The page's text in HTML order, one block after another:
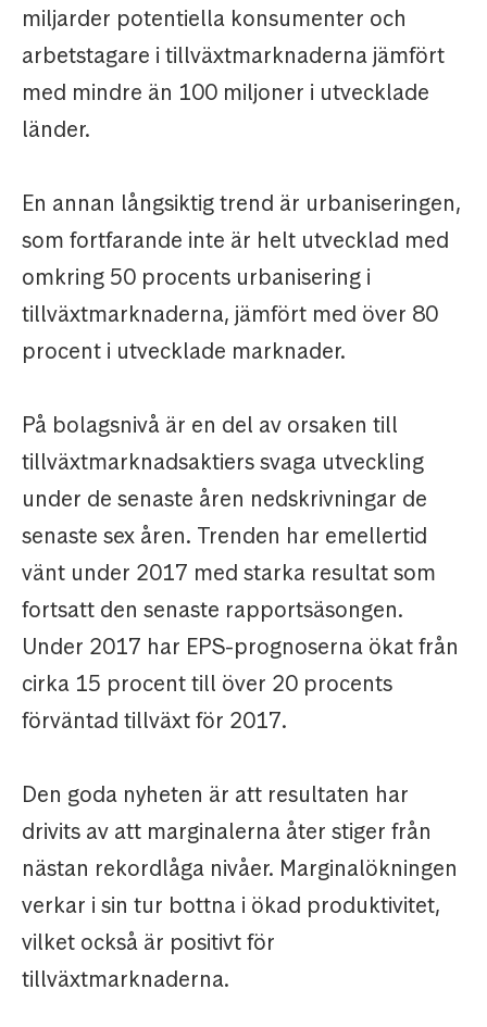
miljarder potentiella konsumenter och
arbetstagare i tillväxtmarknaderna jämfört
med mindre än 100 miljoner i utvecklade
länder.
En annan långsiktig trend är urbaniseringen,
som fortfarande inte är helt utvecklad med
omkring 50 procents urbanisering i
tillväxtmarknaderna, jämfört med över 80
procent i utvecklade marknader.
På bolagsnivå är en del av orsaken till
tillväxtmarknadsaktiers svaga utveckling
under de senaste åren nedskrivningar de
senaste sex åren. Trenden har emellertid
vänt under 2017 med starka resultat som
fortsatt den senaste rapportsäsongen.
Under 2017 har EPS-prognoserna ökat från
cirka 15 procent till över 20 procents
förväntad tillväxt för 2017.
Den goda nyheten är att resultaten har
drivits av att marginalerna åter stiger från
nästan rekordlåga nivåer. Marginalökningen
verkar i sin tur bottna i ökad produktivitet,
vilket också är positivt för
tillväxtmarknaderna.